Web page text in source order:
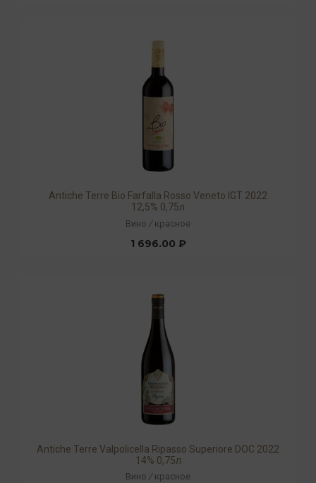
Antiche Terre Bio Farfalla Rosso Veneto IGT 2022
12,5% 0,75л
Вино / красное
1 696.00 ₽
Antiche Terre Valpolicella Ripasso Superiore DOC 2022
14% 0,75л
Вино / красное